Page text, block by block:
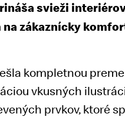
svieži
zákaznícky
kompletnou
vkusných
prvkov, ktoré